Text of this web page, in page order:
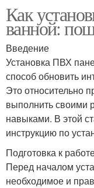
Как
ванной:
Введение
Установка ПВХ
способ обновить
Это относительно
выполнить своими
навыками. В этой
инструкцию по
Подготовка к
Перед началом
необходимое и